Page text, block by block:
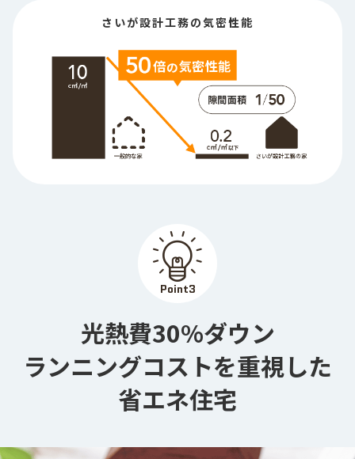
さいが設計工務の気密性能
Point3
光熱費30%ダウン
ランニングコストを重視した
省エネ住宅